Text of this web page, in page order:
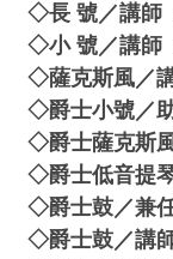
◇長 號／講師
◇小 號／講師
◇薩克斯風／
◇爵士小號／
◇爵士薩克斯
◇爵士低音提
◇爵士鼓／兼
◇爵士鼓／講